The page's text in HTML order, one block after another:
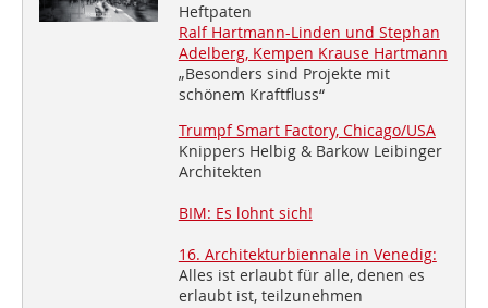
Heftpaten
Ralf Hartmann-Linden und Stephan
Adelberg, Kempen Krause Hartmann
„Besonders sind Projekte mit
schönem Kraftfluss“
Trumpf Smart Factory, Chicago/USA
Knippers Helbig & Barkow Leibinger
Architekten
BIM: Es lohnt sich!
16. Architekturbiennale in Venedig:
Alles ist erlaubt für alle, denen es
erlaubt ist, teilzunehmen